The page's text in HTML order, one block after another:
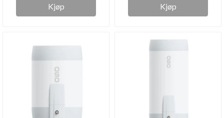
Kjøp Kjøp